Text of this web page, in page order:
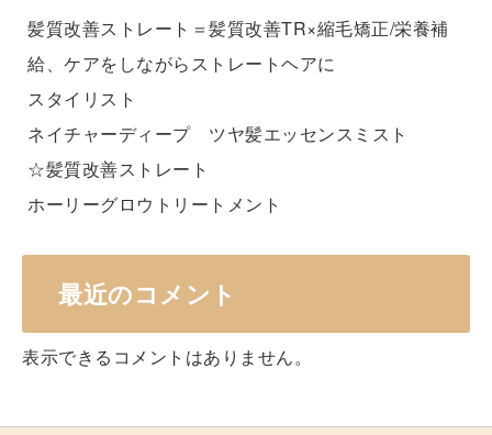
髪質改善ストレート＝髪質改善TR×縮毛矯正/栄養補
給、ケアをしながらストレートヘアに
スタイリスト
ネイチャーディープ ツヤ髪エッセンスミスト
☆髪質改善ストレート
ホーリーグロウトリートメント
最近のコメント
表示できるコメントはありません。